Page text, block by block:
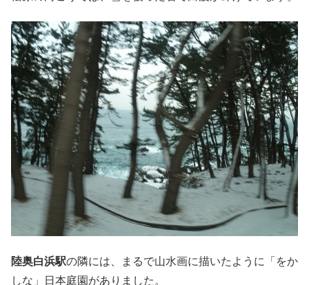
陸奥白浜駅の隣には、まるで山水画に描いたように「をか
しな」日本庭園がありました。